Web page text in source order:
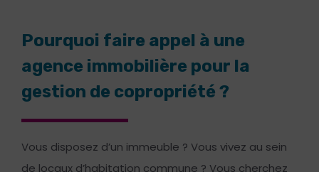
Pourquoi faire appel à une
agence immobilière pour la
gestion de copropriété ?
Vous disposez d’un immeuble ? Vous vivez au sein
de locaux d’habitation commune ? Vous cherchez